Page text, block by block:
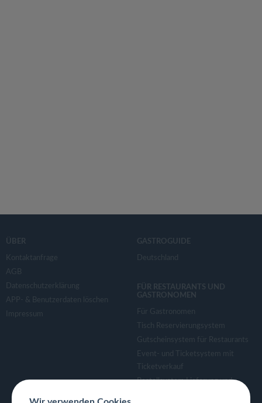
ÜBER
Kontaktanfrage
AGB
Datenschutzerklärung
APP- & Benutzerdaten löschen
Impressum
GASTROGUIDE
Deutschland
FÜR RESTAURANTS UND
GASTRONOMEN
Für Gastronomen
Tisch Reservierungsystem
Gutscheinsystem für Restaurants
Event- und Ticketsystem mit
Ticketverkauf
Bestellsystem Lieferung und